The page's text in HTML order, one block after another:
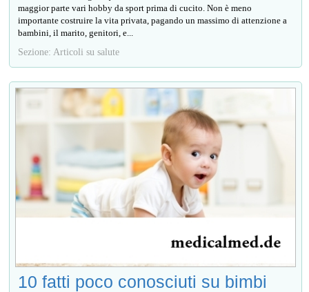
maggior parte vari hobby da sport prima di cucito. Non è meno
importante costruire la vita privata, pagando un massimo di attenzione a
bambini, il marito, genitori, e...
Sezione: Articoli su salute
10 fatti poco conosciuti su bimbi